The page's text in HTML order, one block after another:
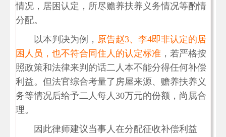
情况，居困认定，所尽赡养扶养义务情况等酌情
分配。
以本判决为例， 原告赵3、李4即非认定的居
困人员，也不符合同住人的认定标准 ，若严格按
照政策和法律来判的话二人本不能分得任何补偿
利益。但法官综合考量了房屋来源、赡养扶养义
务等情况后给予二人每人30万元的份额，尚属合
理。
因此律师建议当事人在分配征收补偿利益